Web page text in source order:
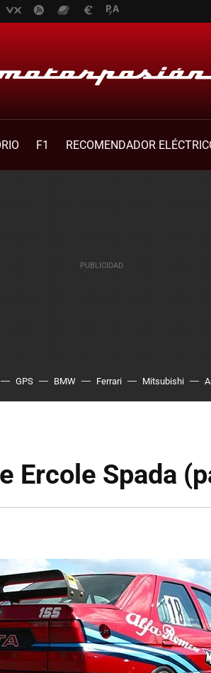
F1
RECOMENDADOR
GPS BMW Ferrari Mitsubishi
Ercole Spada